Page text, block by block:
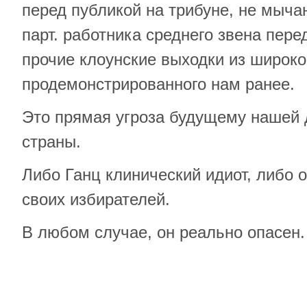
перед публикой на трибуне, не
парт. работника среднего звена
прочие клоунские выходки из
продемонстрированного нам ранее.
Это прямая угроза будущему нашей
страны.
Либо Ганц клинический идиот, либо
своих избирателей.
В любом случае, он реально опасен.